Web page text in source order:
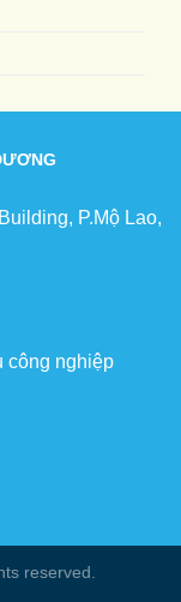
P.Mộ Lao,
công nghiệp
reserved.